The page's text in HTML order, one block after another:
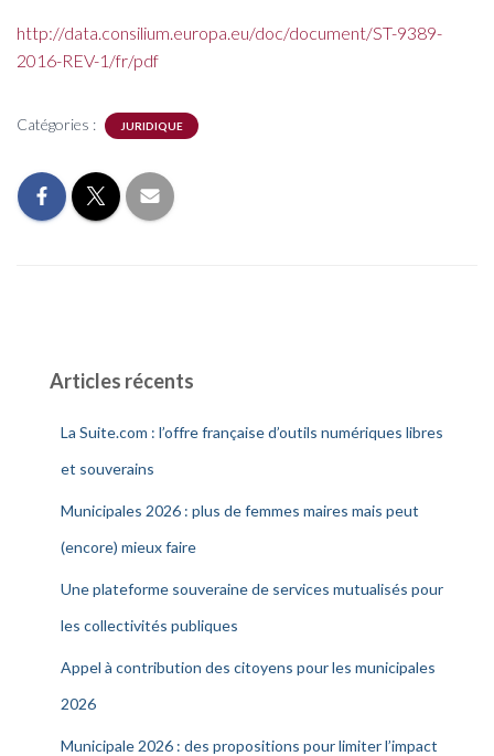
http://data.consilium.europa.eu/doc/document/ST-9389-
2016-REV-1/fr/pdf
Catégories : JURIDIQUE
Articles récents
La Suite.com : l’offre française d’outils numériques libres
et souverains
Municipales 2026 : plus de femmes maires mais peut
(encore) mieux faire
Une plateforme souveraine de services mutualisés pour
les collectivités publiques
Appel à contribution des citoyens pour les municipales
2026
Municipale 2026 : des propositions pour limiter l’impact